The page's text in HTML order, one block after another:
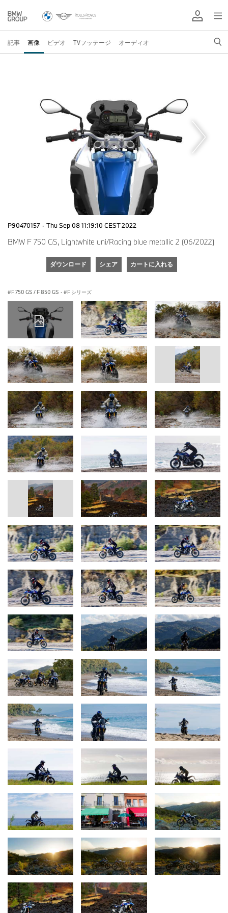
記事 画像 ビデオ TVフッテージ オーディオ
P90470157 · Thu Sep 08 11:19:10 CEST 2022
BMW F 750 GS, Lightwhite uni/Racing blue metallic 2 (06/2022)
ダウンロード シェア カートに入れる
F 750 GS / F 850 GS · F シリーズ